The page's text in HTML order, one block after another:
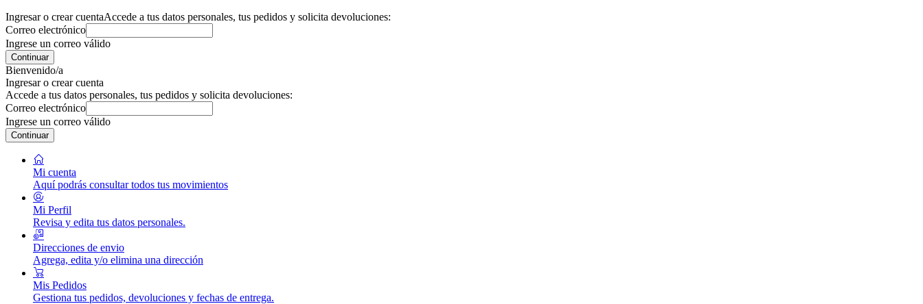
Ingresar o crear cuentaAccede a tus datos personales, tus pedidos y solicita devoluciones:
Correo electrónico
Ingrese un correo válido
Continuar
Bienvenido/a
Ingresar o crear cuenta
Accede a tus datos personales, tus pedidos y solicita devoluciones:
Correo electrónico
Ingrese un correo válido
Continuar
Mi cuenta
Aquí podrás consultar todos tus movimientos
Mi Perfil
Revisa y edita tus datos personales.
Direcciones de envio
Agrega, edita y/o elimina una dirección
Mis Pedidos
Gestiona tus pedidos, devoluciones y fechas de entrega.